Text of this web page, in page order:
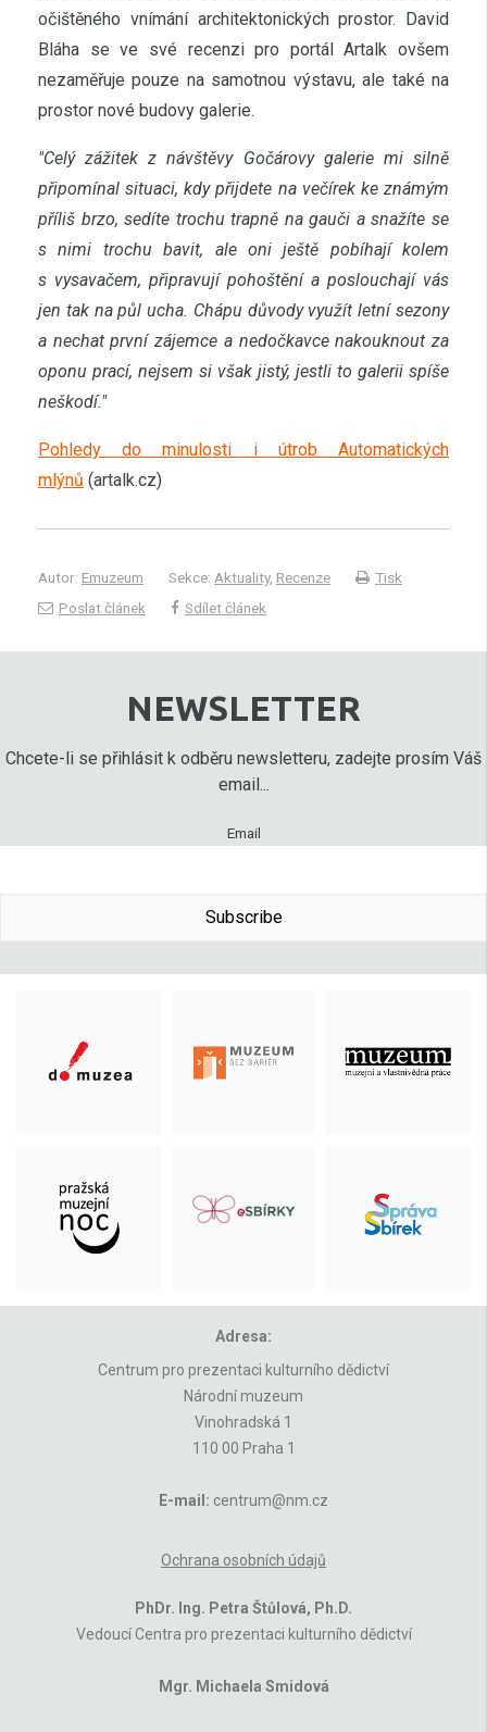
očištěného vnímání architektonických prostor. David
Bláha se ve své recenzi pro portál Artalk ovšem
nezaměřuje pouze na samotnou výstavu, ale také na
prostor nové budovy galerie.
"Celý zážitek z návštěvy Gočárovy galerie mi silně
připomínal situaci, kdy přijdete na večírek ke známým
příliš brzo, sedíte trochu trapně na gauči a snažíte se
s nimi trochu bavit, ale oni ještě pobíhají kolem
s vysavačem, připravují pohoštění a poslouchají vás
jen tak na půl ucha. Chápu důvody využít letní sezony
a nechat první zájemce a nedočkavce nakouknout za
oponu prací, nejsem si však jistý, jestli to galerii spíše
neškodí."
Pohledy do minulosti i útrob Automatických
mlýnů (artalk.cz)
Autor: Emuzeum Sekce: Aktuality, Recenze
Tisk
Poslat článek
Sdílet článek
NEWSLETTER
Chcete-li se přihlásit k odběru newsletteru, zadejte prosím Váš
email...
Email
Subscribe
Adresa:
Centrum pro prezentaci kulturního dědictví
Národní muzeum
Vinohradská 1
110 00 Praha 1
E-mail: centrum@nm.cz
Ochrana osobních údajů
PhDr. Ing. Petra Štůlová, Ph.D.
Vedoucí Centra pro prezentaci kulturního dědictví
Mgr. Michaela Smidová